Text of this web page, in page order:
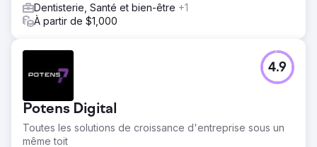
Dentisterie, Santé et bien-être +1
À partir de $1,000
Potens Digital
Toutes les solutions de croissance d'entreprise sous un
même toit
4.9